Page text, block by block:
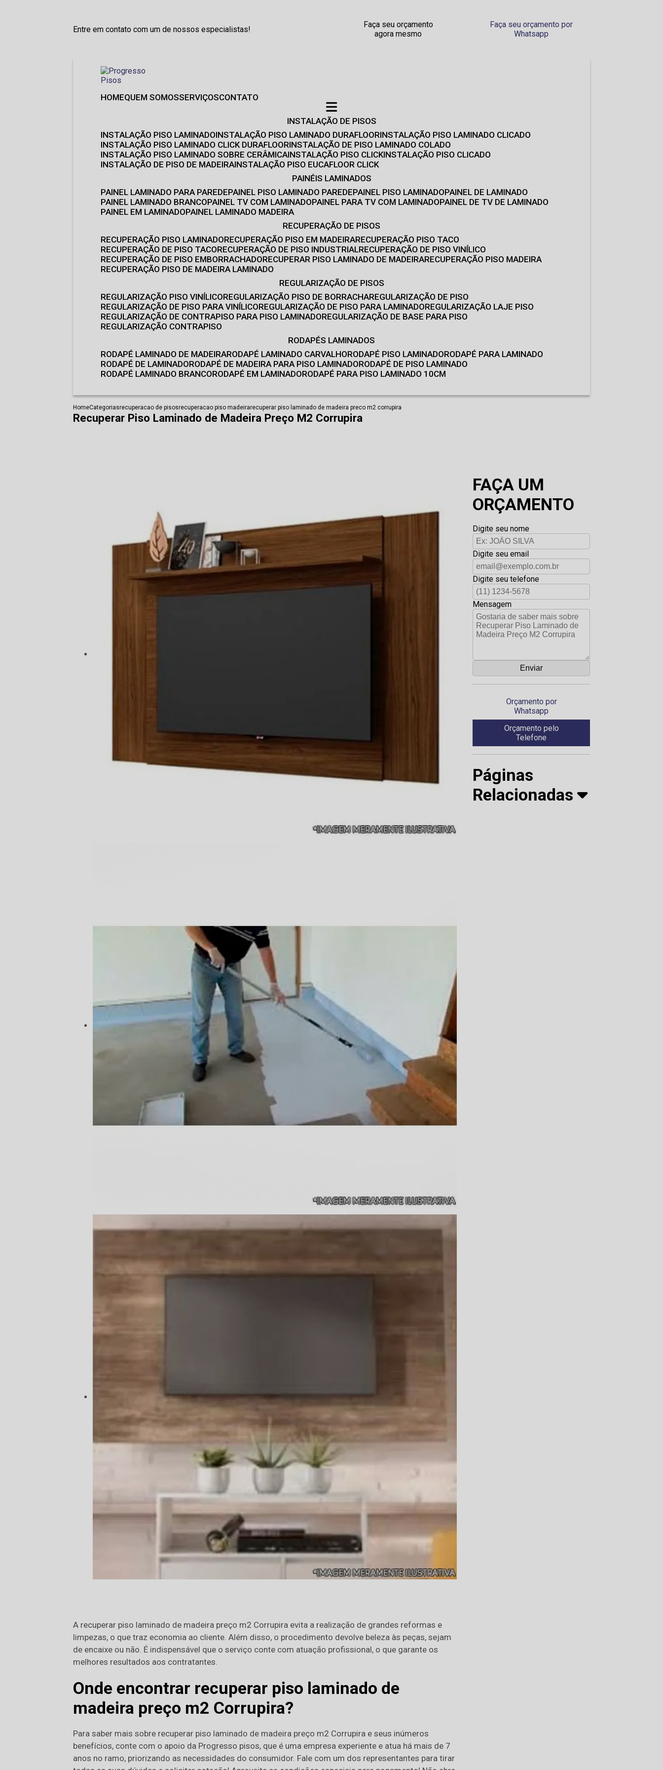
Entre em contato com um de nossos especialistas!
Faça seu orçamento
agora mesmo
Faça seu orçamento por
Whatsapp
HOME QUEM SOMOS SERVIÇOS CONTATO
INSTALAÇÃO DE PISOS
INSTALAÇÃO PISO LAMINADO INSTALAÇÃO PISO LAMINADO DURAFLOOR INSTALAÇÃO PISO LAMINADO CLICADO
INSTALAÇÃO PISO LAMINADO CLICK DURAFLOOR INSTALAÇÃO DE PISO LAMINADO COLADO
INSTALAÇÃO PISO LAMINADO SOBRE CERÂMICA INSTALAÇÃO PISO CLICK INSTALAÇÃO PISO CLICADO
INSTALAÇÃO DE PISO DE MADEIRA INSTALAÇÃO PISO EUCAFLOOR CLICK
PAINÉIS LAMINADOS
PAINEL LAMINADO PARA PAREDE PAINEL PISO LAMINADO PAREDE PAINEL PISO LAMINADO PAINEL DE LAMINADO
PAINEL LAMINADO BRANCO PAINEL TV COM LAMINADO PAINEL PARA TV COM LAMINADO PAINEL DE TV DE LAMINADO
PAINEL EM LAMINADO PAINEL LAMINADO MADEIRA
RECUPERAÇÃO DE PISOS
RECUPERAÇÃO PISO LAMINADO RECUPERAÇÃO PISO EM MADEIRA RECUPERAÇÃO PISO TACO
RECUPERAÇÃO DE PISO TACO RECUPERAÇÃO DE PISO INDUSTRIAL RECUPERAÇÃO DE PISO VINÍLICO
RECUPERAÇÃO DE PISO EMBORRACHADO RECUPERAR PISO LAMINADO DE MADEIRA RECUPERAÇÃO PISO MADEIRA
RECUPERAÇÃO PISO DE MADEIRA LAMINADO
REGULARIZAÇÃO DE PISOS
REGULARIZAÇÃO PISO VINÍLICO REGULARIZAÇÃO PISO DE BORRACHA REGULARIZAÇÃO DE PISO
REGULARIZAÇÃO DE PISO PARA VINÍLICO REGULARIZAÇÃO DE PISO PARA LAMINADO REGULARIZAÇÃO LAJE PISO
REGULARIZAÇÃO DE CONTRAPISO PARA PISO LAMINADO REGULARIZAÇÃO DE BASE PARA PISO
REGULARIZAÇÃO CONTRAPISO
RODAPÉS LAMINADOS
RODAPÉ LAMINADO DE MADEIRA RODAPÉ LAMINADO CARVALHO RODAPÉ PISO LAMINADO RODAPÉ PARA LAMINADO
RODAPÉ DE LAMINADO RODAPÉ DE MADEIRA PARA PISO LAMINADO RODAPÉ DE PISO LAMINADO
RODAPÉ LAMINADO BRANCO RODAPÉ EM LAMINADO RODAPÉ PARA PISO LAMINADO 10CM
HomeCategoriasrecuperacao de pisosrecuperacao piso madeirarecuperar piso laminado de madeira preco m2 corrupira
Recuperar Piso Laminado de Madeira Preço M2 Corrupira
A recuperar piso laminado de madeira preço m2 Corrupira evita a realização de grandes reformas e
limpezas, o que traz economia ao cliente. Além disso, o procedimento devolve beleza às peças, sejam
de encaixe ou não. É indispensável que o serviço conte com atuação profissional, o que garante os
melhores resultados aos contratantes.
Onde encontrar recuperar piso laminado de
madeira preço m2 Corrupira?
Para saber mais sobre recuperar piso laminado de madeira preço m2 Corrupira e seus inúmeros
benefícios, conte com o apoio da Progresso pisos, que é uma empresa experiente e atua há mais de 7
anos no ramo, priorizando as necessidades do consumidor. Fale com um dos representantes para tirar
FAÇA UM
ORÇAMENTO
Digite seu nome
Digite seu email
Digite seu telefone
Mensagem
Orçamento por
Whatsapp
Orçamento pelo
Telefone
Páginas
Relacionadas